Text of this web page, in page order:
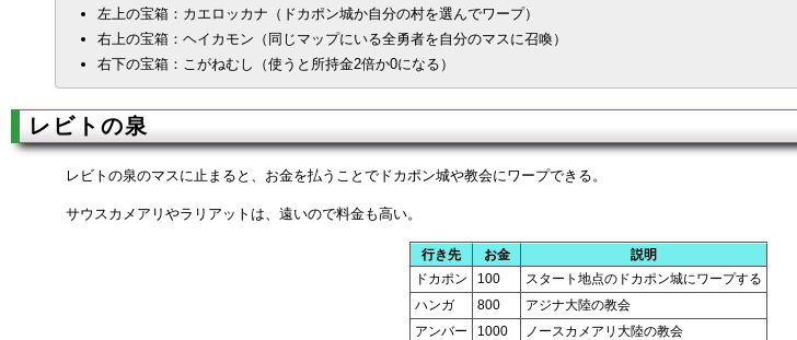
左上の宝箱：カエロッカナ（ドカポン城か自分の村を選んでワープ）
右上の宝箱：ヘイカモン（同じマップにいる全勇者を自分のマスに召喚）
右下の宝箱：こがねむし（使うと所持金2倍か0になる）
レビトの泉
レビトの泉のマスに止まると、お金を払うことでドカポン城や教会にワープできる。
サウスカメアリやラリアットは、遠いので料金も高い。
行き先 お金
説明
ドカポン
100
スタート地点のドカポン城にワープする
ハンガ
800
アジナ大陸の教会
アンバー
1000
ノースカメアリ大陸の教会